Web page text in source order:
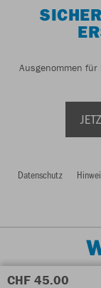
CHF 45.00
Ausgenommen für
Datenschutz